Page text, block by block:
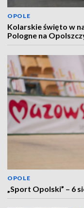
OPOLE
Kolarskie święto w
Pologne na
OPOLE
„Sport Opolski” – 6